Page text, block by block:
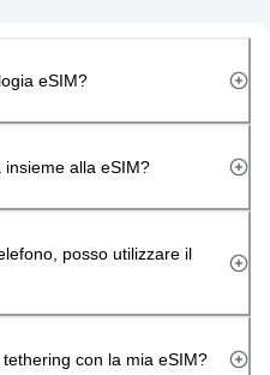
eSIM?
insieme alla eSIM?
posso utilizzare il
con la mia eSIM?